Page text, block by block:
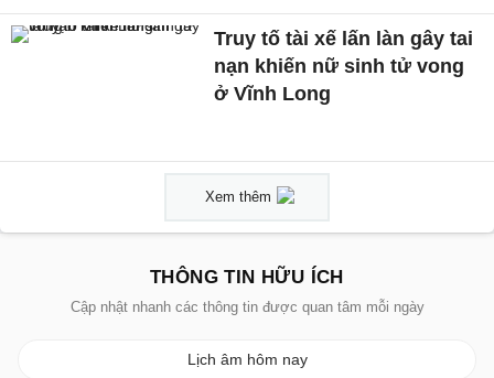
Truy tố tài xế lấn làn gây tai
nạn khiến nữ sinh tử vong
ở Vĩnh Long
Xem thêm
THÔNG TIN HỮU ÍCH
Cập nhật nhanh các thông tin được quan tâm mỗi ngày
Lịch âm hôm nay